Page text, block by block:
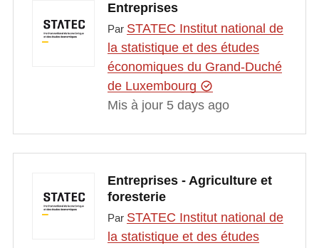
Entreprises
Par STATEC Institut national de
la statistique et des études
économiques du Grand-Duché
de Luxembourg
Mis à jour 5 days ago
Entreprises - Agriculture et
foresterie
Par STATEC Institut national de
la statistique et des études